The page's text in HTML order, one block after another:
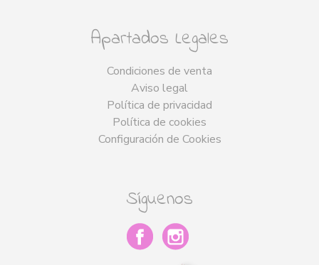
Apartados Legales
Condiciones de venta
Aviso legal
Política de privacidad
Política de cookies
Configuración de Cookies
Síguenos